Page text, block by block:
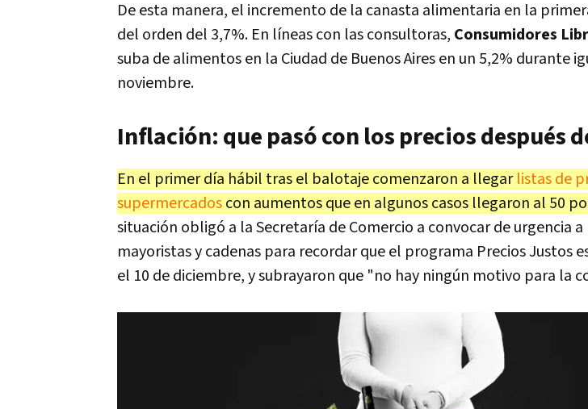
De esta manera, el incremento de la canasta alimentaria en la
del orden del 3,7%. En líneas con las consultoras, Consumidores
suba de alimentos en la Ciudad de Buenos Aires en un 5,2% durante
noviembre.
Inflación: que pasó con los precios después
En el primer día hábil tras el balotaje comenzaron a llegarlistas de
supermercadoscon aumentos que en algunos casos llegaron al 50
situación obligó a la Secretaría de Comercio a convocar de urgencia
mayoristas y cadenas para recordar que el programa Precios Justos
el 10 de diciembre, y subrayaron que "no hay ningún motivo para la